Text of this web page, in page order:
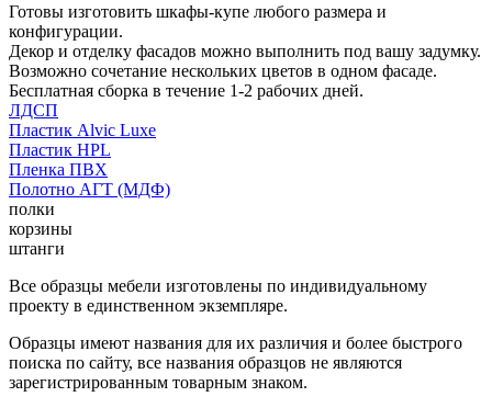
Готовы изготовить шкафы-купе любого размера и
конфигурации.
Декор и отделку фасадов можно выполнить под вашу задумку.
Возможно сочетание нескольких цветов в одном фасаде.
Бесплатная сборка в течение 1-2 рабочих дней.
ЛДСП
Пластик Alvic Luxe
Пластик HPL
Пленка ПВХ
Полотно АГТ (МДФ)
полки
корзины
штанги
Все образцы мебели изготовлены по индивидуальному
проекту в единственном экземпляре.
Образцы имеют названия для их различия и более быстрого
поиска по сайту, все названия образцов не являются
зарегистрированным товарным знаком.